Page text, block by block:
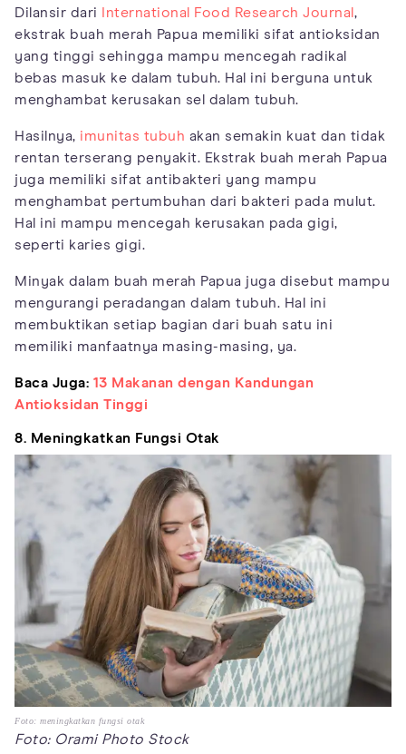
Dilansir dari International Food Research Journal ,
ekstrak buah merah Papua memiliki sifat antioksidan
yang tinggi sehingga mampu mencegah radikal
bebas masuk ke dalam tubuh. Hal ini berguna untuk
menghambat kerusakan sel dalam tubuh.
Hasilnya, imunitas tubuh akan semakin kuat dan tidak
rentan terserang penyakit. Ekstrak buah merah Papua
juga memiliki sifat antibakteri yang mampu
menghambat pertumbuhan dari bakteri pada mulut.
Hal ini mampu mencegah kerusakan pada gigi,
seperti karies gigi.
Minyak dalam buah merah Papua juga disebut mampu
mengurangi peradangan dalam tubuh. Hal ini
membuktikan setiap bagian dari buah satu ini
memiliki manfaatnya masing-masing, ya.
Baca Juga: 13 Makanan dengan Kandungan
Antioksidan Tinggi
8. Meningkatkan Fungsi Otak
Foto: meningkatkan fungsi otak
Foto: Orami Photo Stock